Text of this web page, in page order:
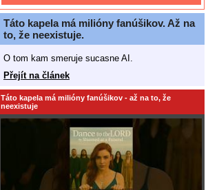
Táto kapela má milióny fanúšikov. Až na
to, že neexistuje.
O tom kam smeruje sucasne AI.
Přejít na článek
Táto kapela má milióny fanúšikov - až na to, že
neexistuje